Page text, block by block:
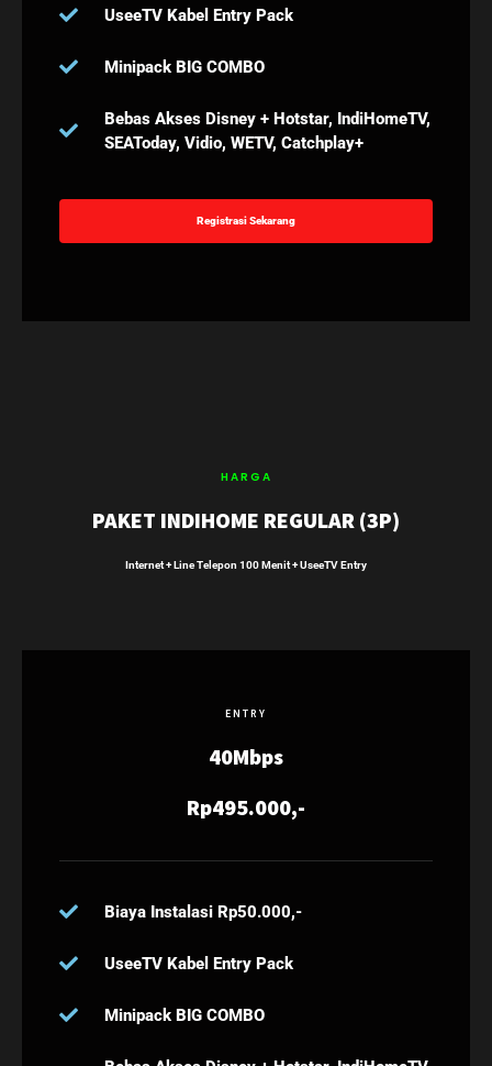
UseeTV Kabel Entry Pack
Minipack BIG COMBO
Bebas Akses Disney + Hotstar, IndiHomeTV,
SEAToday, Vidio, WETV, Catchplay+
Registrasi Sekarang
HARGA
PAKET INDIHOME REGULAR (3P)
Internet + Line Telepon 100 Menit + UseeTV Entry
ENTRY
40Mbps
Rp495.000,-
Biaya Instalasi Rp50.000,-
UseeTV Kabel Entry Pack
Minipack BIG COMBO